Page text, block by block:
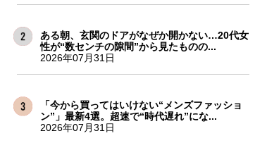
ある朝、玄関のドアがなぜか開かない…20代女
性が“数センチの隙間”から見たものの...
2026年07月31日
「今から買ってはいけない“メンズファッショ
ン”」最新4選。超速で“時代遅れ”にな...
2026年07月31日